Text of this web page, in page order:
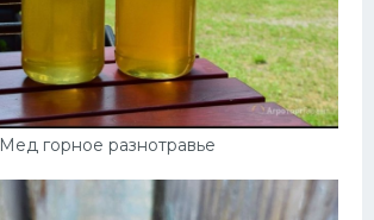
Мед горное разнотравье